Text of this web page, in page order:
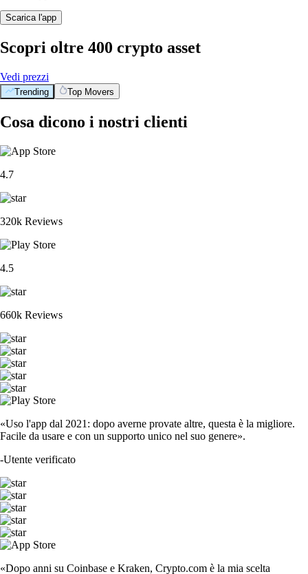
Scarica l'app
Scopri oltre 400 crypto asset
Vedi prezzi
Trending Top Movers
Cosa dicono i nostri clienti
4.7
320k Reviews
4.5
660k Reviews
«Uso l'app dal 2021: dopo averne provate altre, questa è la migliore.
Facile da usare e con un supporto unico nel suo genere».
-Utente verificato
«Dopo anni su Coinbase e Kraken, Crypto.com è la mia scelta